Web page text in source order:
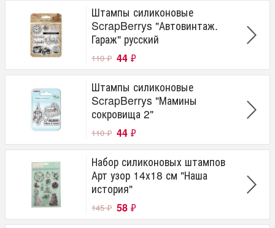
Штампы силиконовые
ScrapBerrys "Автовинтаж.
Гараж" русский
110₽ 44 ₽
Штампы силиконовые
ScrapBerrys "Мамины
сокровища 2"
110₽ 44 ₽
Набор силиконовых штампов
Арт узор 14х18 см "Наша
история"
145₽ 58 ₽